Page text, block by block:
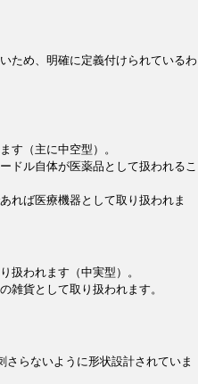
ため、明確に定義付けられているわ
す（主に中空型）。
ドル自体が医薬品として扱われるこ
れば医療機器として取り扱われま
扱われます（中実型）。
雑貨として取り扱われます。
らないように形状設計されていま